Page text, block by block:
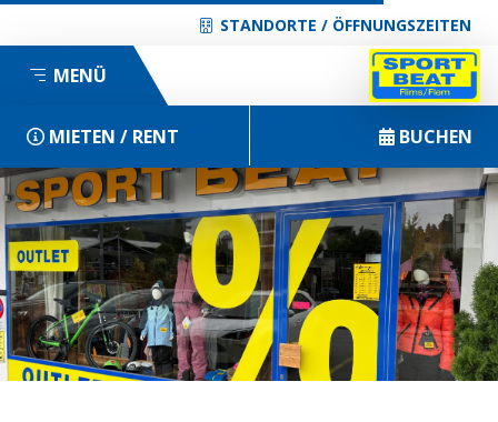
STANDORTE / ÖFFNUNGSZEITEN
MENÜ
MIETEN / RENT BUCHEN